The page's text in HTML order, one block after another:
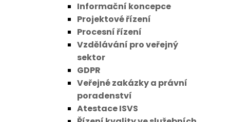
Informační koncepce
Projektové řízení
Procesní řízení
Vzdělávání pro veřejný
sektor
GDPR
Veřejné zakázky a právní
poradenství
Atestace ISVS